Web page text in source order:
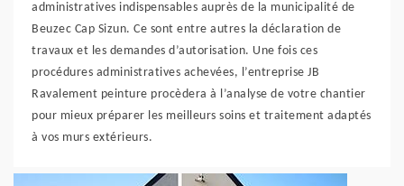
administratives indispensables auprès de la municipalité de
Beuzec Cap Sizun. Ce sont entre autres la déclaration de
travaux et les demandes d’autorisation. Une fois ces
procédures administratives achevées, l’entreprise JB
Ravalement peinture procèdera à l’analyse de votre chantier
pour mieux préparer les meilleurs soins et traitement adaptés
à vos murs extérieurs.